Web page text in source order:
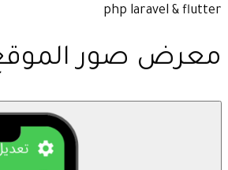
php laravel & flutter
معرض صور